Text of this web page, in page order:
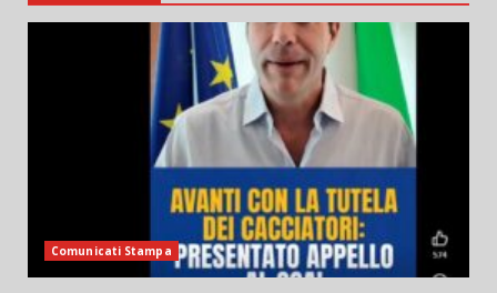
Comunicati Stampa